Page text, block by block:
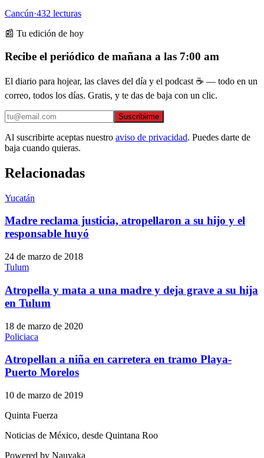
Cancún·432 lecturas
📰 Tu edición de hoy
Recibe el periódico de mañana a las 7:00 am
El diario para hojear, las claves del día y el podcast ☕ — todo en un
correo, todos los días. Gratis, y te das de baja con un clic.
Suscribirme
Al suscribirte aceptas nuestro aviso de privacidad. Puedes darte de
baja cuando quieras.
Relacionadas
Yucatán
Madre reclama justicia, atropellaron a su hijo y el
responsable huyó
24 de marzo de 2018
Tulum
Atropella y mata a una madre y deja grave a su hija
en Tulum
18 de marzo de 2020
Policiaca
Atropellan a niña en carretera en tramo Playa-
Puerto Morelos
10 de marzo de 2019
Quinta Fuerza
Noticias de México, desde Quintana Roo
Powered by Nauyaka